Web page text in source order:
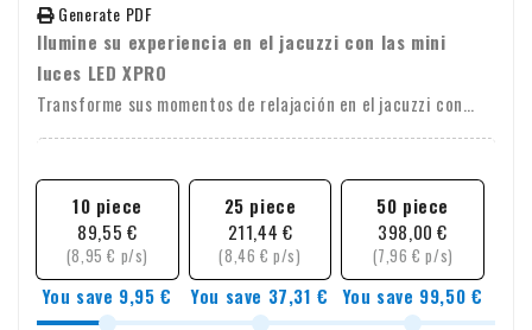
Generate PDF
Ilumine su experiencia en el jacuzzi con las mini
luces LED XPRO
Transforme sus momentos de relajación en el jacuzzi con
nuestras innovadoras mini luces LED XPRO.
10 piece
89,55 €
(8,95 € p/s)
You save 9,95 €
25 piece
211,44 €
(8,46 € p/s)
You save 37,31 €
50 piece
398,00 €
(7,96 € p/s)
You save 99,50 €